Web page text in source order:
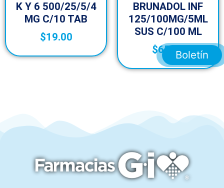
K Y 6 500/25/5/4
MG C/10 TAB
$19.00
BRUNADOL INF
125/100MG/5ML
SUS C/100 ML
$65.00Boletín